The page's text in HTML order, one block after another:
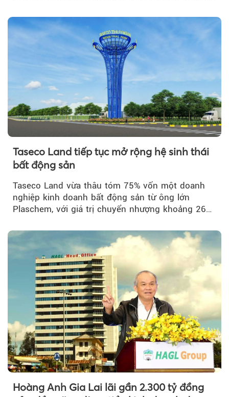
Taseco Land tiếp tục mở rộng hệ sinh thái
bất động sản
Taseco Land vừa thâu tóm 75% vốn một doanh
nghiệp kinh doanh bất động sản từ ông lớn
Plaschem, với giá trị chuyển nhượng khoảng 262
Hoàng Anh Gia Lai lãi gần 2.300 tỷ đồng